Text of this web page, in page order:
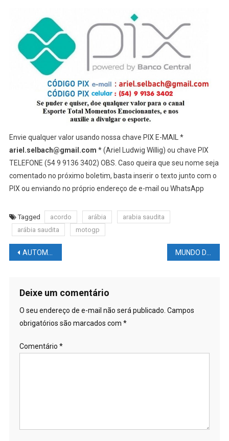
Envie qualquer valor usando nossa chave PIX E-MAIL *
ariel.selbach@gmail.com * (Ariel Ludwig Willig) ou chave PIX
TELEFONE (54 9 9136 3402) OBS. Caso queira que seu nome seja
comentado no próximo boletim, basta inserir o texto junto com o
PIX ou enviando no próprio endereço de e-mail ou WhatsApp
Tagged acordo arábia
arabia saudita
arábia saudita
motogp
Navegação
Post
AUTOMOBILISMO NEWS – F1: #MÍDIA internacional está #IMPRESSIONADA com #VERSTAPPEN e faz comparação com Abu #DHABI
Deixe um comentário
O seu endereço de e-mail não será publicado. Campos
obrigatórios são marcados com *
Comentário *